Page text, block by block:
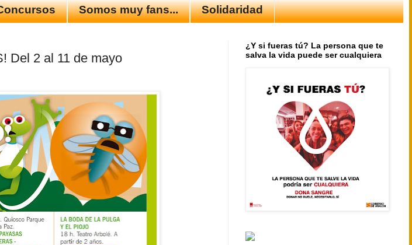
Somos muy fans... Solidaridad
Del 2 al 11 de mayo
¿Y si fueras tú? La persona que te
salva la vida puede ser cualquiera